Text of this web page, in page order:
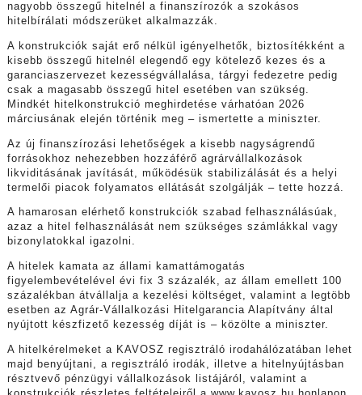
nagyobb összegű hitelnél a finanszírozók a szokásos
hitelbírálati módszerüket alkalmazzák.
A konstrukciók saját erő nélkül igényelhetők, biztosítékként a
kisebb összegű hitelnél elegendő egy kötelező kezes és a
garanciaszervezet kezességvállalása, tárgyi fedezetre pedig
csak a magasabb összegű hitel esetében van szükség.
Mindkét hitelkonstrukció meghirdetése várhatóan 2026
márciusának elején történik meg – ismertette a miniszter.
Az új finanszírozási lehetőségek a kisebb nagyságrendű
forrásokhoz nehezebben hozzáférő agrárvállalkozások
likviditásának javítását, működésük stabilizálását és a helyi
termelői piacok folyamatos ellátását szolgálják – tette hozzá.
A hamarosan elérhető konstrukciók szabad felhasználásúak,
azaz a hitel felhasználását nem szükséges számlákkal vagy
bizonylatokkal igazolni.
A hitelek kamata az állami kamattámogatás
figyelembevételével évi fix 3 százalék, az állam emellett 100
százalékban átvállalja a kezelési költséget, valamint a legtöbb
esetben az Agrár-Vállalkozási Hitelgarancia Alapítvány által
nyújtott készfizető kezesség díját is – közölte a miniszter.
A hitelkérelmeket a KAVOSZ regisztráló irodahálózatában lehet
majd benyújtani, a regisztráló irodák, illetve a hitelnyújtásban
résztvevő pénzügyi vállalkozások listájáról, valamint a